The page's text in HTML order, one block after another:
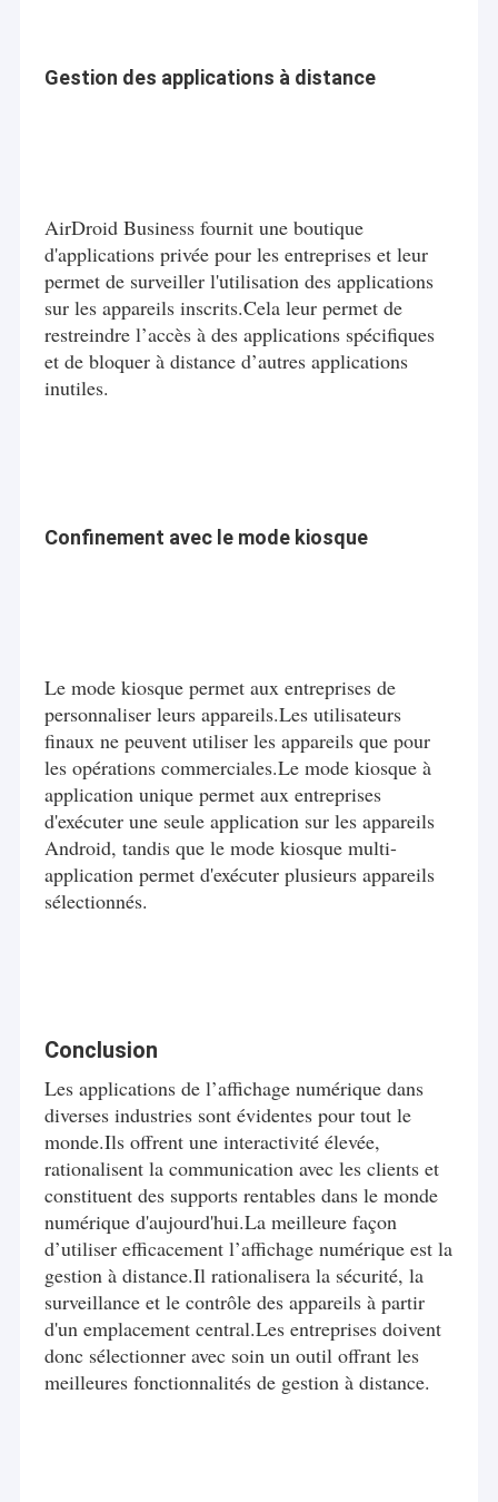
Gestion des applications à distance
AirDroid Business fournit une boutique
d'applications privée pour les entreprises et leur
permet de surveiller l'utilisation des applications
sur les appareils inscrits.Cela leur permet de
restreindre l’accès à des applications spécifiques
et de bloquer à distance d’autres applications
inutiles.
Confinement avec le mode kiosque
Le mode kiosque permet aux entreprises de
personnaliser leurs appareils.Les utilisateurs
finaux ne peuvent utiliser les appareils que pour
les opérations commerciales.Le mode kiosque à
application unique permet aux entreprises
d'exécuter une seule application sur les appareils
Android, tandis que le mode kiosque multi-
application permet d'exécuter plusieurs appareils
sélectionnés.
Conclusion
Les applications de l’affichage numérique dans
diverses industries sont évidentes pour tout le
monde.Ils offrent une interactivité élevée,
rationalisent la communication avec les clients et
constituent des supports rentables dans le monde
numérique d'aujourd'hui.La meilleure façon
d’utiliser efficacement l’affichage numérique est la
gestion à distance.Il rationalisera la sécurité, la
surveillance et le contrôle des appareils à partir
d'un emplacement central.Les entreprises doivent
donc sélectionner avec soin un outil offrant les
meilleures fonctionnalités de gestion à distance.